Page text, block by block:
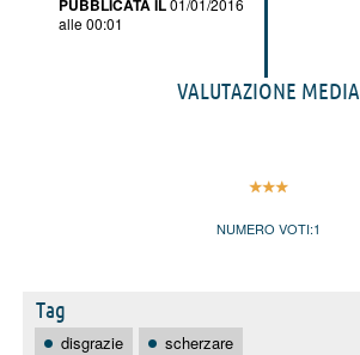
PUBBLICATA IL
alle 00:01
VALUTAZIONE MEDIA
NUMERO VOTI:1
Tag
disgrazie scherzare